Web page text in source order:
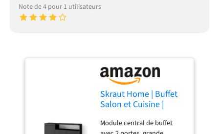
Note de 4 pour 1 utilisateurs
Skraut Home | Buffet
Salon et Cuisine |
Rangement,
Module central de buffet